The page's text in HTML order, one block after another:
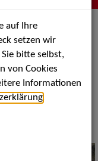
als PDF speichern
und
auf Ihre
setzen wir
bitte selbst,
von Cookies
Informationen